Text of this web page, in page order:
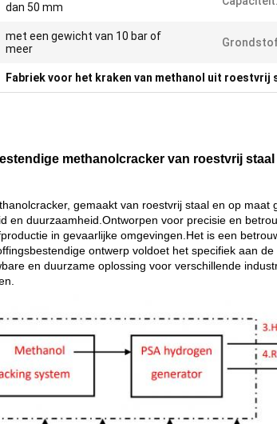
dan 50 mm
met een gewicht van 10 bar of
meer
Fabriek voor het kraken van methanol uit roestvrij
methanolcracker van roestvrij
gemaakt van roestvrij staal en op
en duurzaamheid.Ontworpen voor precisie en
in gevaarlijke omgevingen.Het is een
ontwerp voldoet het specifiek aan
en duurzame oplossing voor verschillende